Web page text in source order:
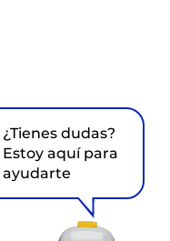
¿Tienes dudas?
Estoy aquí para
ayudarte